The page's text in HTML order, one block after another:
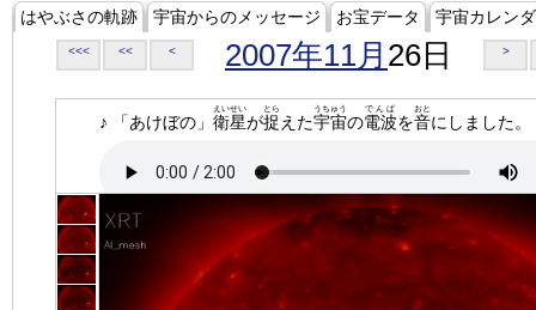
はやぶさの軌跡 宇宙からのメッセージ お宝データ 宇宙カレン
<<< << < 2007年11月 26日 >
♪ 「あけぼの」 衛星
えいせい
が捉
とら
えた宇宙
うちゅう
の電波
でんぱ
を音
おと
にしました。